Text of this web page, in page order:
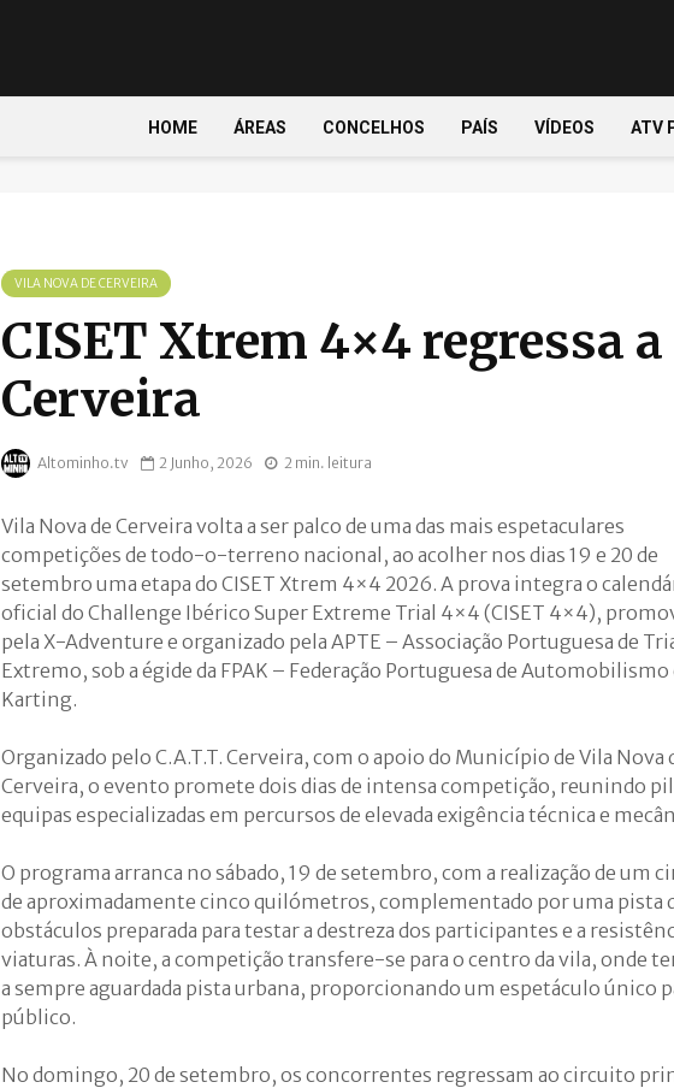
HOME ÁREAS CONCELHOS PAÍS VÍDEOS ATV
VILA NOVA DE CERVEIRA
CISET Xtrem 4×4 regressa a
Cerveira
Altominho.tv 2 Junho, 2026 2 min. leitura
Vila Nova de Cerveira volta a ser palco de uma das mais espetaculares
competições de todo-o-terreno nacional, ao acolher nos dias 19 e 20 de
setembro uma etapa do CISET Xtrem 4×4 2026. A prova integra o
oficial do Challenge Ibérico Super Extreme Trial 4×4 (CISET 4×4),
pela X-Adventure e organizado pela APTE – Associação Portuguesa de
Extremo, sob a égide da FPAK – Federação Portuguesa de Automobilismo
Karting.
Organizado pelo C.A.T.T. Cerveira, com o apoio do Município de Vila Nova
Cerveira, o evento promete dois dias de intensa competição, reunindo
equipas especializadas em percursos de elevada exigência técnica e
O programa arranca no sábado, 19 de setembro, com a realização de um
de aproximadamente cinco quilómetros, complementado por uma pista
obstáculos preparada para testar a destreza dos participantes e a
viaturas. À noite, a competição transfere-se para o centro da vila, onde
a sempre aguardada pista urbana, proporcionando um espetáculo único
público.
No domingo, 20 de setembro, os concorrentes regressam ao circuito